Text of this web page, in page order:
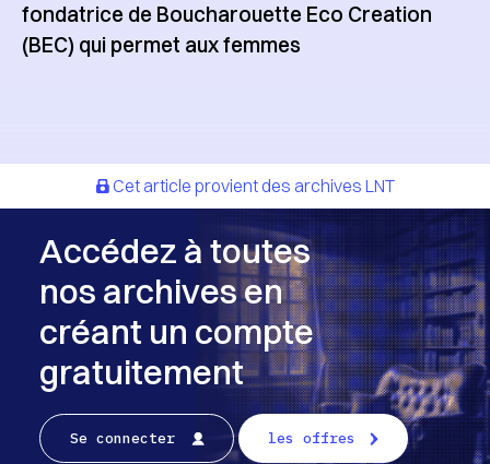
fondatrice de Boucharouette Eco Creation
(BEC) qui permet aux femmes
Cet article provient des archives LNT
Accédez à toutes
nos archives en
créant un compte
gratuitement
Se connecter les offres